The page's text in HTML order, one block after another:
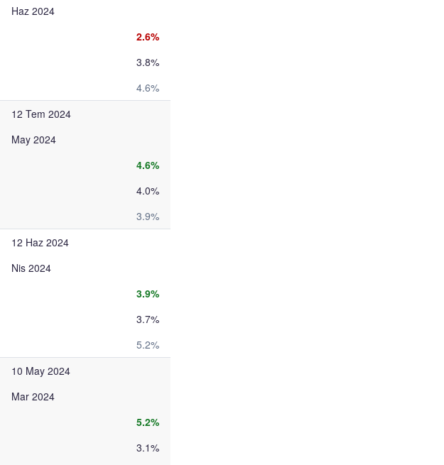
Haz 2024
2.6%
3.8%
4.6%
12 Tem 2024
May 2024
4.6%
4.0%
3.9%
12 Haz 2024
Nis 2024
3.9%
3.7%
5.2%
10 May 2024
Mar 2024
5.2%
3.1%